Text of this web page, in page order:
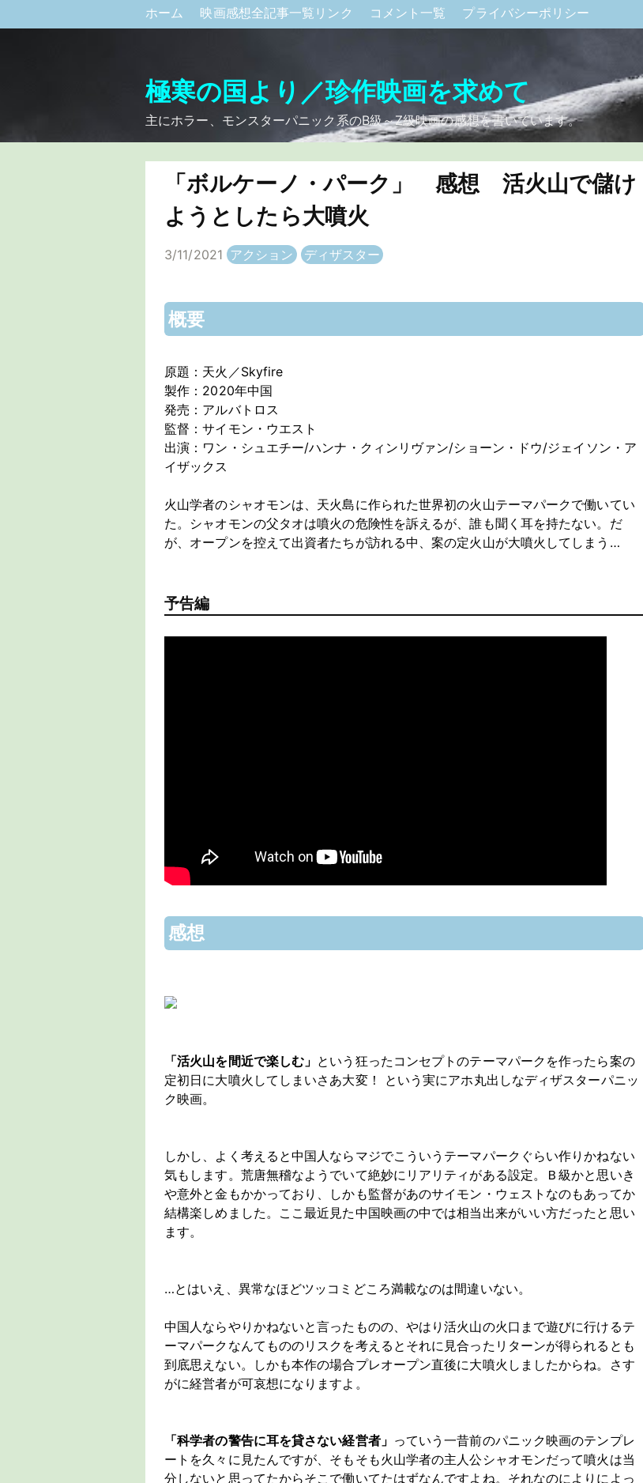
ホーム 映画感想全記事一覧リンク コメント一覧 プライバシーポリシー
極寒の国より／珍作映画を求めて
主にホラー、モンスターパニック系のB級～Z級映画の感想を書いています。
「ボルケーノ・パーク」 感想 活火山で儲け
ようとしたら大噴火
3/11/2021 アクション ディザスター
概要
原題：天火／Skyfire
製作：2020年中国
発売：アルバトロス
監督：サイモン・ウエスト
出演：ワン・シュエチー/ハンナ・クィンリヴァン/ショーン・ドウ/ジェイソン・ア
イザックス
火山学者のシャオモンは、天火島に作られた世界初の火山テーマパークで働いてい
た。シャオモンの父タオは噴火の危険性を訴えるが、誰も聞く耳を持たない。だ
が、オープンを控えて出資者たちが訪れる中、案の定火山が大噴火してしまう…
予告編
感想
「活火山を間近で楽しむ」 という狂ったコンセプトのテーマパークを作ったら案の
定初日に大噴火してしまいさあ大変！ という実にアホ丸出しなディザスターパニッ
ク映画。
しかし、よく考えると中国人ならマジでこういうテーマパークぐらい作りかねない
気もします。荒唐無稽なようでいて絶妙にリアリティがある設定。Ｂ級かと思いき
や意外と金もかかっており、しかも監督があのサイモン・ウェストなのもあってか
結構楽しめました。ここ最近見た中国映画の中では相当出来がいい方だったと思い
ます。
…とはいえ、異常なほどツッコミどころ満載なのは間違いない。
中国人ならやりかねないと言ったものの、やはり活火山の火口まで遊びに行けるテ
ーマパークなんてもののリスクを考えるとそれに見合ったリターンが得られるとも
到底思えない。しかも本作の場合プレオープン直後に大噴火しましたからね。さす
がに経営者が可哀想になりますよ。
「科学者の警告に耳を貸さない経営者」 っていう一昔前のパニック映画のテンプレ
ートを久々に見たんですが、そもそも火山学者の主人公シャオモンだって噴火は当
分しないと思ってたからそこで働いてたはずなんですよね。それなのによりによっ